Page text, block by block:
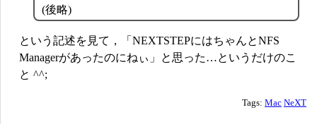
(後略)
という記述を見て，「NEXTSTEPにはちゃんとNFS
Managerがあったのにねぃ」と思った…というだけのこ
と ^^;
Tags: Mac NeXT